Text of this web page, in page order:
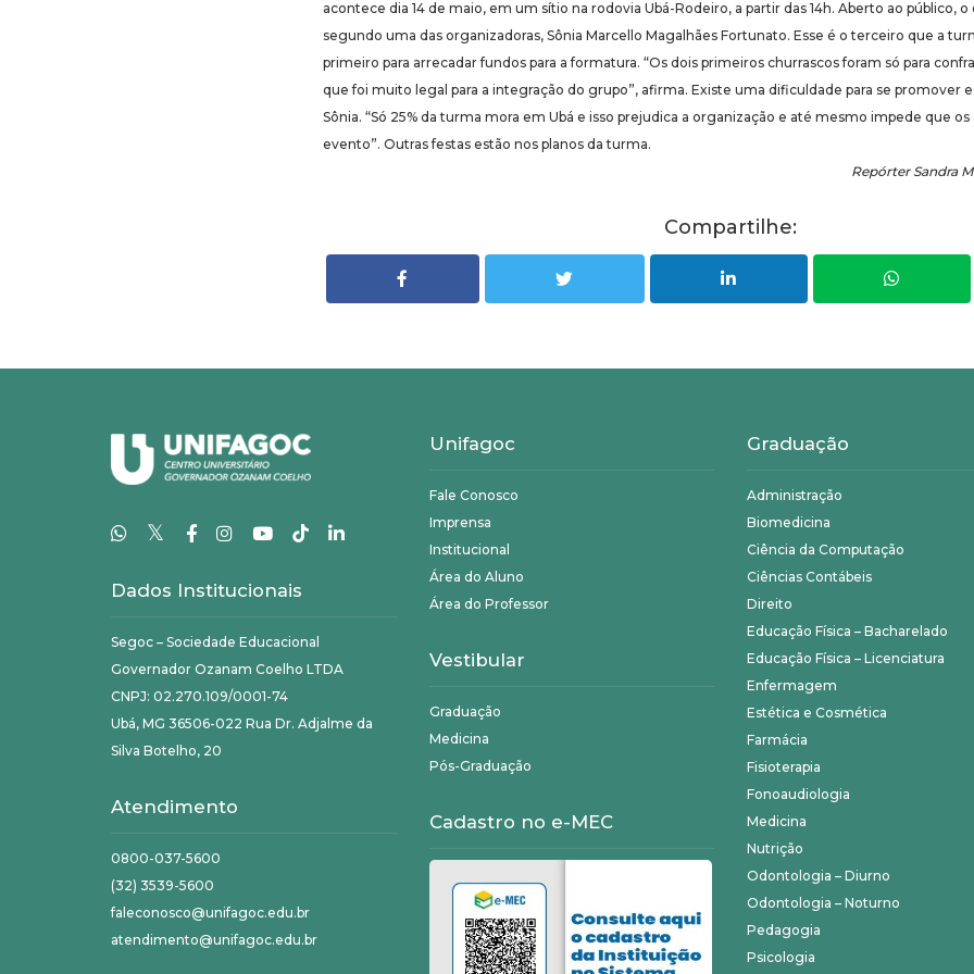
acontece dia 14 de maio, em um sítio na rodovia Ubá-Rodeiro, a partir das 14h. Aberto ao público,
segundo uma das organizadoras, Sônia Marcello Magalhães Fortunato. Esse é o terceiro que a
primeiro para arrecadar fundos para a formatura. “Os dois primeiros churrascos foram só para
que foi muito legal para a integração do grupo”, afirma. Existe uma dificuldade para se promover
Sônia. “Só 25% da turma mora em Ubá e isso prejudica a organização e até mesmo impede que
evento”. Outras festas estão nos planos da turma.
Repórter Sandra
Compartilhe:
𝕏
Dados Institucionais
Segoc – Sociedade Educacional
Governador Ozanam Coelho LTDA
CNPJ: 02.270.109/0001-74
Ubá, MG 36506-022 Rua Dr. Adjalme da
Silva Botelho, 20
Atendimento
0800-037-5600
(32) 3539-5600
faleconosco@unifagoc.edu.br
atendimento@unifagoc.edu.br
Unifagoc
Fale Conosco
Imprensa
Institucional
Área do Aluno
Área do Professor
Vestibular
Graduação
Medicina
Pós-Graduação
Cadastro no e-MEC
Graduação
Administração
Biomedicina
Ciência da Computação
Ciências Contábeis
Direito
Educação Física – Bacharelado
Educação Física – Licenciatura
Enfermagem
Estética e Cosmética
Farmácia
Fisioterapia
Fonoaudiologia
Medicina
Nutrição
Odontologia – Diurno
Odontologia – Noturno
Pedagogia
Psicologia